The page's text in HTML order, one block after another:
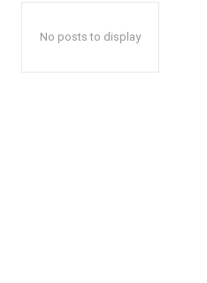
No posts to display